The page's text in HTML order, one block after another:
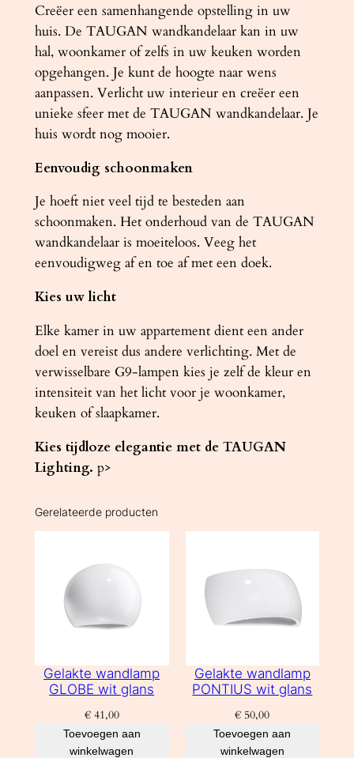
Creëer een samenhangende opstelling in uw
huis. De TAUGAN wandkandelaar kan in uw
hal, woonkamer of zelfs in uw keuken worden
opgehangen. Je kunt de hoogte naar wens
aanpassen. Verlicht uw interieur en creëer een
unieke sfeer met de TAUGAN wandkandelaar. Je
huis wordt nog mooier.
Eenvoudig schoonmaken
Je hoeft niet veel tijd te besteden aan
schoonmaken. Het onderhoud van de TAUGAN
wandkandelaar is moeiteloos. Veeg het
eenvoudigweg af en toe af met een doek.
Kies uw licht
Elke kamer in uw appartement dient een ander
doel en vereist dus andere verlichting. Met de
verwisselbare G9-lampen kies je zelf de kleur en
intensiteit van het licht voor je woonkamer,
keuken of slaapkamer.
Kies tijdloze elegantie met de TAUGAN
Lighting. p>
Gerelateerde producten
Gelakte wandlamp
GLOBE wit glans
€41,00
Toevoegen aan
winkelwagen
Gelakte wandlamp
PONTIUS wit glans
€ 50,00
Toevoegen aan
winkelwagen